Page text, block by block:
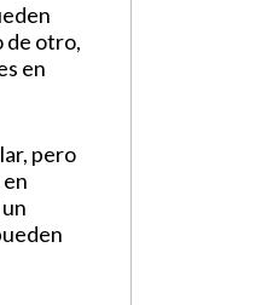
de otro,
en
pero